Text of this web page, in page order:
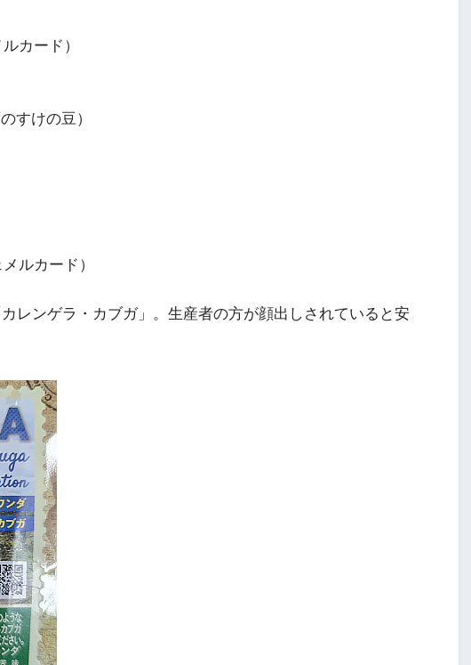
カード）
すけの豆）
ルカード）
レンゲラ・カブガ」。生産者の方が顔出しされていると安